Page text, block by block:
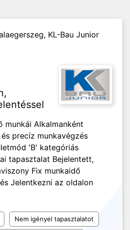
KL-Bau Junior
munkái Alkalmanként
precíz munkavégzés
'B' kategóriás
tapasztalat Bejelentett,
Fix munkaidő
Jelentkezni az oldalon
Nem igényel tapasztalatot